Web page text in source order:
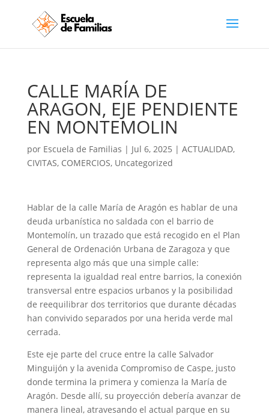
CALLE MARÍA DE
ARAGON, EJE PENDIENTE
EN MONTEMOLIN
por Escuela de Familias | Jul 6, 2025 | ACTUALIDAD,
CIVITAS, COMERCIOS, Uncategorized
Hablar de la calle María de Aragón es hablar de una
deuda urbanística no saldada con el barrio de
Montemolín, un trazado que está recogido en el Plan
General de Ordenación Urbana de Zaragoza y que
representa algo más que una simple calle:
representa la igualdad real entre barrios, la conexión
transversal entre espacios urbanos y la posibilidad
de reequilibrar dos territorios que durante décadas
han convivido separados por una herida verde mal
cerrada.
Este eje parte del cruce entre la calle Salvador
Minguijón y la avenida Compromiso de Caspe, justo
donde termina la primera y comienza la María de
Aragón. Desde allí, su proyección debería avanzar de
manera lineal, atravesando el actual parque en su